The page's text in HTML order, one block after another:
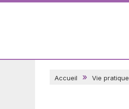
Accueil Vie pratique